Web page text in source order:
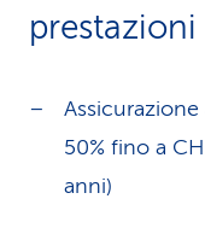
50% fino a
anni)